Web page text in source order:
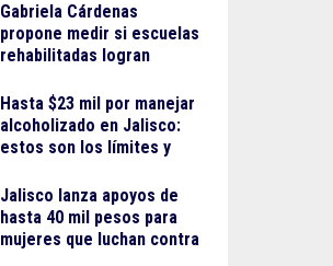
Gabriela Cárdenas
propone medir si escuelas
rehabilitadas logran
escolar
Hasta $23 mil por manejar
alcoholizado en Jalisco:
estos son los límites y
Jalisco lanza apoyos de
hasta 40 mil pesos para
mujeres que luchan contra